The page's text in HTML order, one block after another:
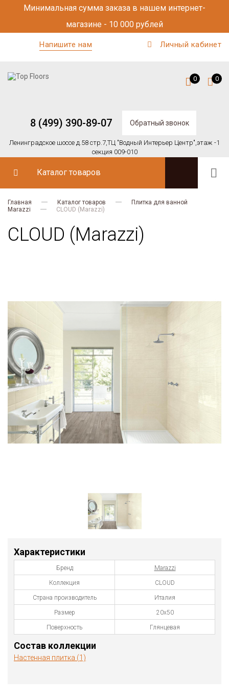
Минимальная сумма заказа в нашем интернет-
магазине - 10 000 рублей
Напишите нам Личный кабинет
8 (499) 390-89-07 Обратный звонок
Ленинградское шоссе д.58 стр.7,ТЦ "Водный Интерьер Центр",этаж -1
секция 009-010
0 0
Каталог товаров
Главная Каталог товаров
Плитка для ванной
Marazzi
CLOUD (Marazzi)
CLOUD (Marazzi)
Характеристики
Бренд Marazzi
Коллекция CLOUD
Страна производитель Италия
Размер 20х50
Поверхность Глянцевая
Состав коллекции
Настенная плитка (1)